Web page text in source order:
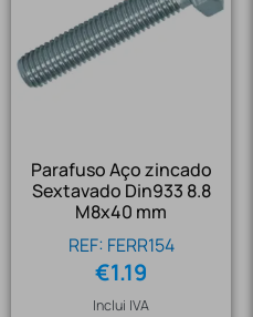
Parafuso Aço zincado
Sextavado Din933 8.8
M8x40 mm
REF: FERR154
€1.19
Inclui IVA